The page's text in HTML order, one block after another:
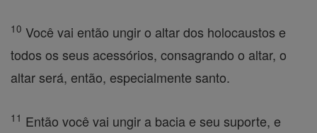
10 Você vai então ungir o altar dos holocaustos e
todos os seus acessórios, consagrando o altar, o
altar será, então, especialmente santo.
11 Então você vai ungir a bacia e seu suporte, e